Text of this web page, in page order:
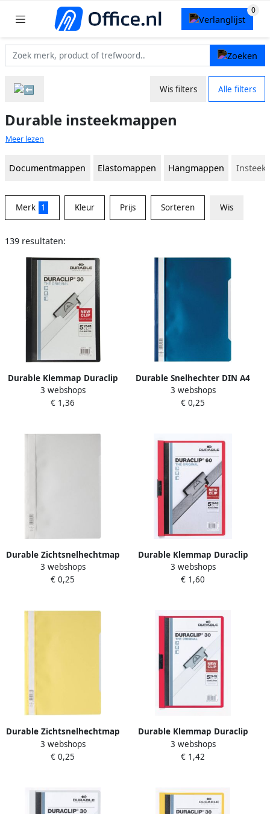
Wis filters Alle filters
Durable insteekmappen
Meer lezen
Documentmappen Elastomappen Hangmappen
Merk 1 Kleur Prijs Sorteren Wis
139 resultaten:
Durable Klemmap Duraclip
A4 3mm 30 vellen zwart
3 webshops
€ 1,36
Durable Snelhechter DIN A4
PP donkerblauw
3 webshops
€ 0,25
Durable Zichtsnelhechtmap
A4 pak van 50
3 webshops
€ 0,25
Durable Klemmap Duraclip
A4 6mm 60 vellen rood
3 webshops
€ 1,60
Durable Zichtsnelhechtmap
A4 pak van 50
3 webshops
€ 0,25
Durable Klemmap Duraclip
A4 3mm 30 vellen rood
3 webshops
€ 1,42